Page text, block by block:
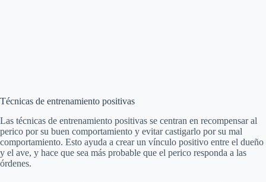
Técnicas de entrenamiento positivas
Las técnicas de entrenamiento positivas se centran en recompensar al
perico por su buen comportamiento y evitar castigarlo por su mal
comportamiento. Esto ayuda a crear un vínculo positivo entre el dueño
y el ave, y hace que sea más probable que el perico responda a las
órdenes.